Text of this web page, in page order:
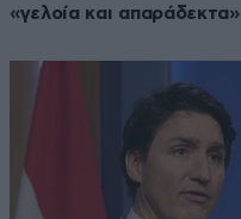
«γελοία και απαράδεκτα»